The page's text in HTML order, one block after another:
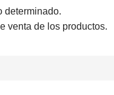
determinado.
venta de los productos.